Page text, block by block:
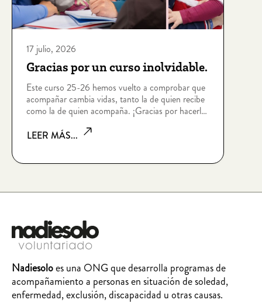
17 julio, 2026
Gracias por un curso inolvidable.
Este curso 25-26 hemos vuelto a comprobar que
acompañar cambia vidas, tanto la de quien recibe
como la de quien acompaña. ¡Gracias por hacerlo
LEER MÁS...
Nadiesoloes una ONG que desarrolla programas de
acompañamiento a personas en situación de soledad,
enfermedad, exclusión, discapacidad u otras causas.